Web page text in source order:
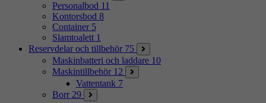
Personalbod 11
Kontorsbod 8
Container 5
Slamtoalett 1
Reservdelar och tillbehör 75
Maskinbatteri och laddare 10
Maskintillbehör 12
Vattentank 7
Borr 29